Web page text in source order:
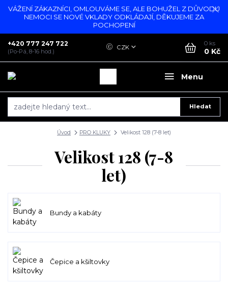
VÁŽENÍ ZÁKAZNÍCI, OMLOUVÁME SE, ALE BOHUŽEL Z DŮVODU
NEMOCI SE NOVÉ VKLADY ODKLÁDAJÍ, DĚKUJEME ZA
POCHOPENÍ
Menu
CZK
Hledat
+420 777 247 722
(Po-Pá, 8-16 hod.)
0 ks
0 Kč
Úvod PRO KLUKY Velikost 128 (7-8 let)
Velikost 128 (7-8
let)
Bundy a kabáty
Čepice a kšiltovky